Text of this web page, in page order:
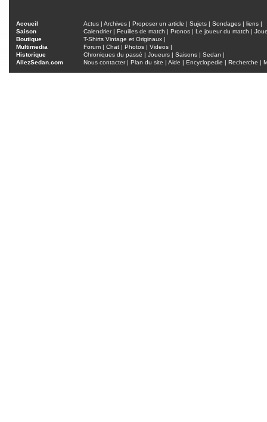
Accueil Actus | Archives | Proposer un article | Sujets | Sondages | liens |
Saison
Calendrier| Feuilles de match | Pronos | Le joueur du match |
Boutique
T-Shirts Vintage et Originaux |
Multimedia
Forum | Chat | Photos | Videos |
Historique
Chroniques du passé | Joueurs | Saisons | Sedan |
AllezSedan.com
Nous contacter| Plan du site | Aide | Encyclopedie | Recherche |